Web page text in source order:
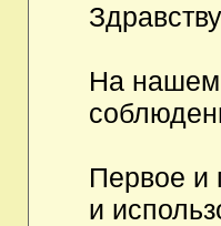
На нашем
Первое и
и